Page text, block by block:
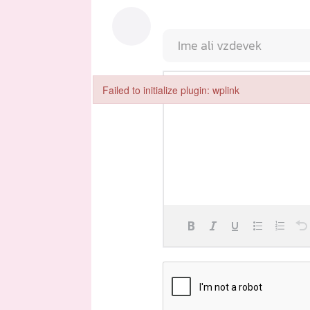
Failed to initialize plugin: wplink
Failed to initialize plugin: wplink